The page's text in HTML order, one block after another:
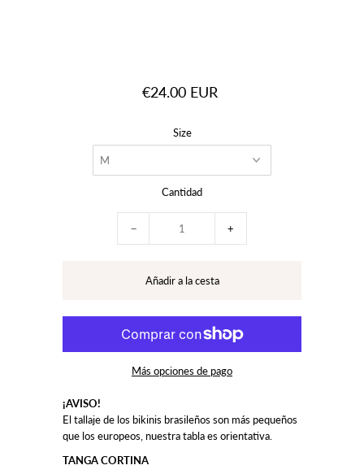
€24.00 EUR
Size
Cantidad
− +
Más opciones de pago
¡AVISO!
El tallaje de los bikinis brasileños son más pequeños
que los europeos, nuestra tabla es orientativa.
TANGA CORTINA